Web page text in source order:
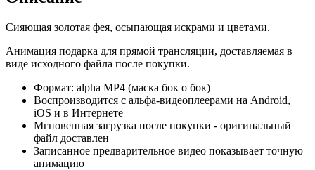
Сияющая золотая фея, осыпающая искрами и цветами.
Анимация подарка для прямой трансляции, доставляемая в
виде исходного файла после покупки.
Формат: alpha MP4 (маска бок о бок)
Воспроизводится с альфа-видеоплеерами на Android,
iOS и в Интернете
Мгновенная загрузка после покупки - оригинальный
файл доставлен
Записанное предварительное видео показывает точную
анимацию